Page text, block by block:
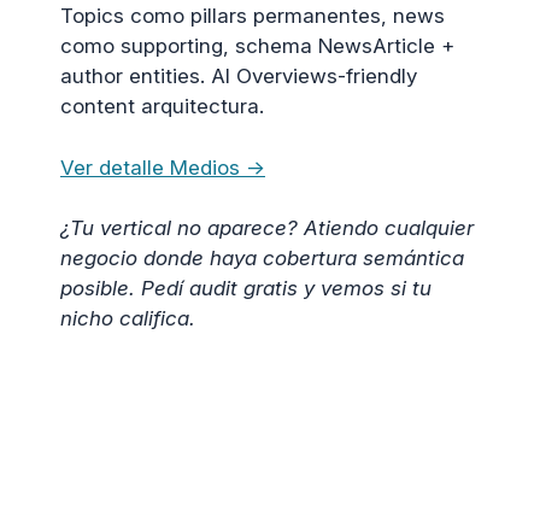
Topics como pillars permanentes, news
como supporting, schema NewsArticle +
author entities. AI Overviews-friendly
content arquitectura.
Ver detalle Medios →
¿Tu vertical no aparece? Atiendo cualquier
negocio donde haya cobertura semántica
posible. Pedí audit gratis y vemos si tu
nicho califica.